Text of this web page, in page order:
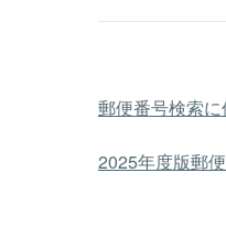
郵便番号検索
2025年度版郵